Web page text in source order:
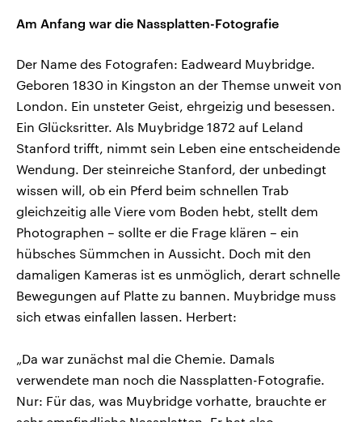
Am Anfang war die Nassplatten-Fotografie
Der Name des Fotografen: Eadweard Muybridge.
Geboren 1830 in Kingston an der Themse unweit von
London. Ein unsteter Geist, ehrgeizig und besessen.
Ein Glücksritter. Als Muybridge 1872 auf Leland
Stanford trifft, nimmt sein Leben eine entscheidende
Wendung. Der steinreiche Stanford, der unbedingt
wissen will, ob ein Pferd beim schnellen Trab
gleichzeitig alle Viere vom Boden hebt, stellt dem
Photographen – sollte er die Frage klären – ein
hübsches Sümmchen in Aussicht. Doch mit den
damaligen Kameras ist es unmöglich, derart schnelle
Bewegungen auf Platte zu bannen. Muybridge muss
sich etwas einfallen lassen. Herbert:
„Da war zunächst mal die Chemie. Damals
verwendete man noch die Nassplatten-Fotografie.
Nur: Für das, was Muybridge vorhatte, brauchte er